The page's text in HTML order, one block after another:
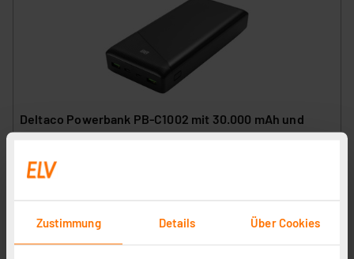
Zustimmung Details Über Cookies
Deltaco Powerbank PB-C1002 mit 30.000 mAh und
Power Delivery, max. 18 W
inkl. MwSt.